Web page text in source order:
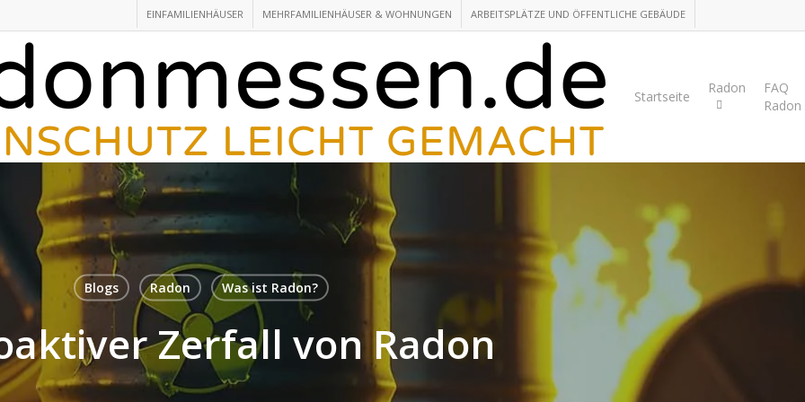
EINFAMILIENHÄUSER MEHRFAMILIENHÄUSER & WOHNUNGEN ARBEITSPLÄTZE UND ÖFFENTLICHE GEBÄUDE
Startseite
Radon
FAQ
Radon
Blogs Radon Was ist Radon?
Zerfall von Radon